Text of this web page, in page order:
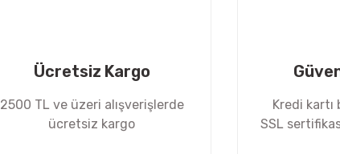
Ücretsiz Kargo
2500 TL ve üzeri alışverişlerde
ücretsiz kargo
Kredi
SSL